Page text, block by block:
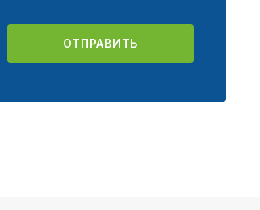
ОТПРАВИТЬ